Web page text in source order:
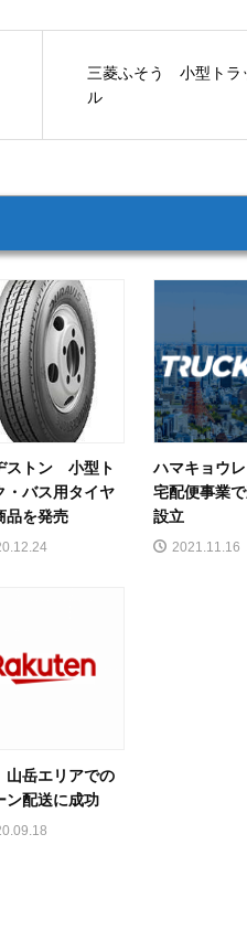
三菱ふそう 小型トラ
ル
ストン 小型ト
・バス用タイヤ
品を発売
ハマキョウ
宅配便事業
設立
2021.11.16
岳エリアでの
ン配送に成功